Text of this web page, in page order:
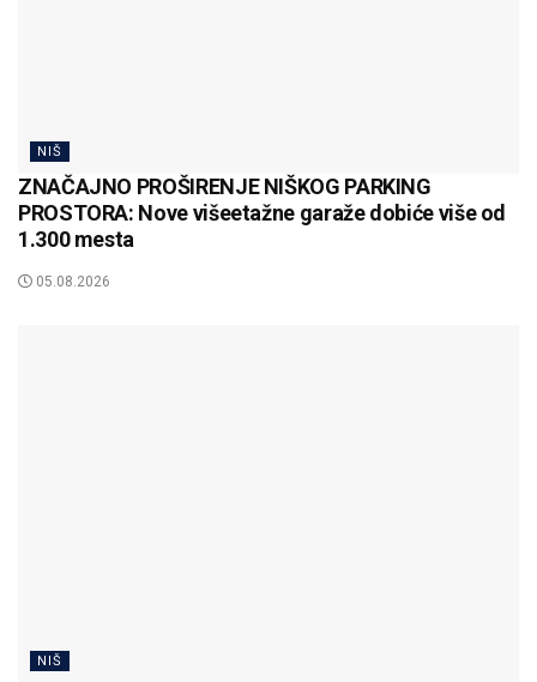
NIŠ
ZNAČAJNO PROŠIRENJE NIŠKOG PARKING
PROSTORA: Nove višeetažne garaže dobiće više od
1.300 mesta
05.08.2026
NIŠ